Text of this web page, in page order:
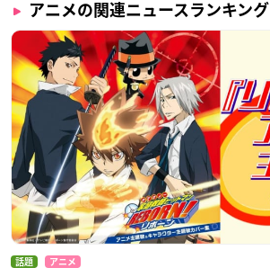
アニメの関連ニュースランキング
話題 アニメ